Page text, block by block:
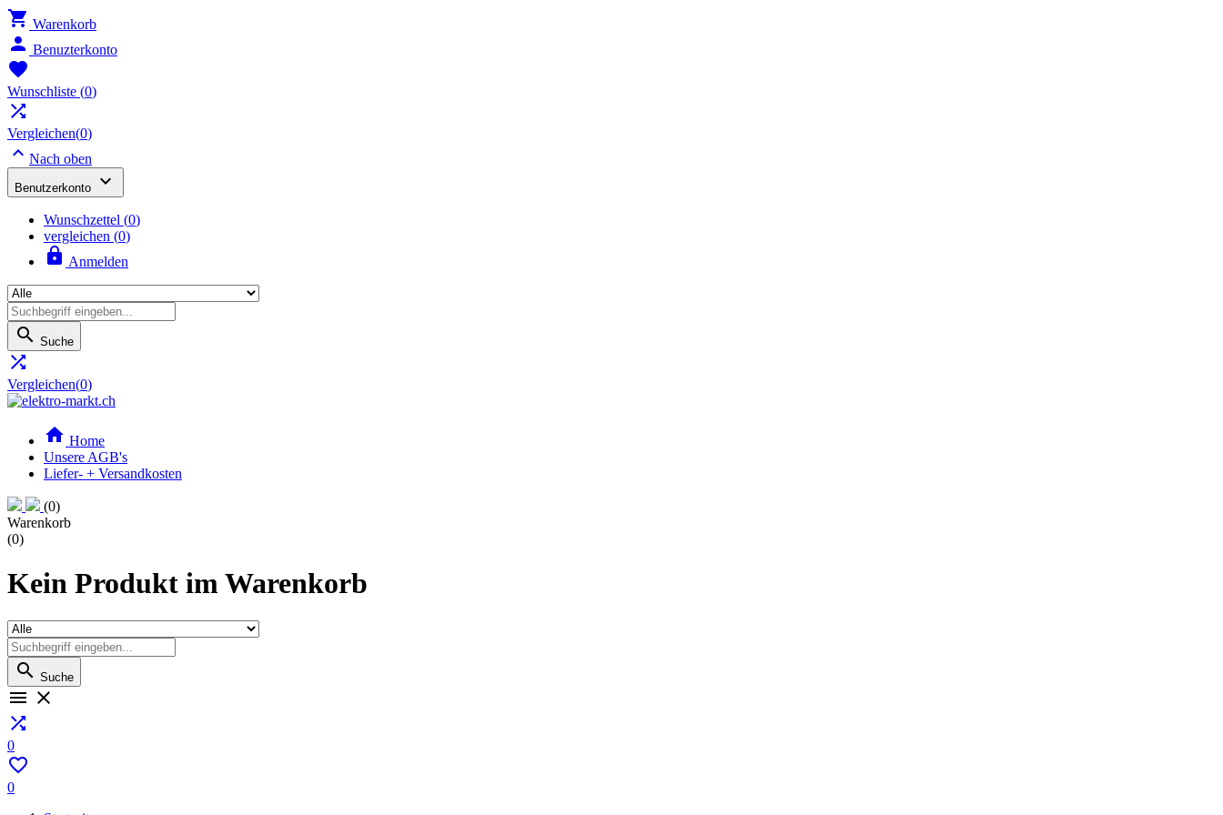
 Warenkorb
 Benuzterkonto

Wunschliste (0)

Vergleichen(0)
 Nach oben
Benutzerkonto 
Wunschzettel (0)
vergleichen (0)
 Anmelden
 Suche

Vergleichen(0)
 Home
Unsere AGB's
Liefer- + Versandkosten
(0)
Warenkorb
(0)
Kein Produkt im Warenkorb
 Suche
 

0

0